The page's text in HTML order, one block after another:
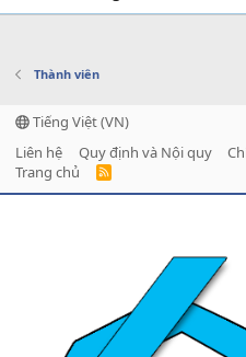
Thành viên
Tiếng Việt (VN)
Liên hệ
Quy định và Nội quy
Trang chủ
R